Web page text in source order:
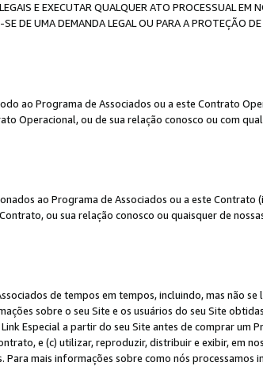
E EXECUTAR QUALQUER ATO PROCESSUAL EM
DE UMA DEMANDA LEGAL OU PARA A PROTEÇÃO
ao Programa de Associados ou a este Contrato
Operacional, ou de sua relação conosco ou com
ao Programa de Associados ou a este
ou sua relação conosco ou quaisquer de
de tempos em tempos, incluindo, mas não
sobre o seu Site e os usuários do seu Site
Especial a partir do seu Site antes de comprar um
e (c) utilizar, reproduzir, distribuir e exibir, em
mais informações sobre como nós processamos